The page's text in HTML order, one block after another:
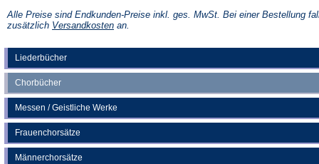
Liederbücher
Chorbücher
Messen / Geistliche Werke
Frauenchorsätze
Männerchorsätze
einem
neuen
Alle Preise sind Endkunden-Preise inkl. ges. MwSt. Bei einer Bestellung
zusätzlich Versandkosten(Öffnet
an.